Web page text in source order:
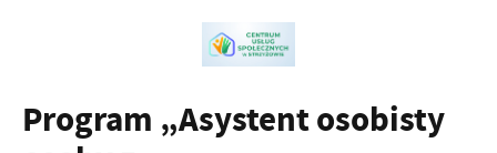
Program „Asystent osobisty